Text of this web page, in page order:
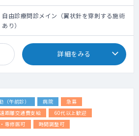
クシー利用要相談
自由診療問診メイン（翼状針を穿刺する施術
あり）
詳細をみる
（午前診） 病院
急募
遠距離交通費支給
60代以上歓迎
専修医可 時間調整可